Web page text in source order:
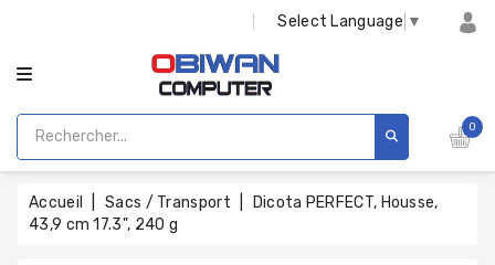
Select Language ▼
0
Accueil Sacs / Transport
Dicota PERFECT, Housse,
43,9 cm 17.3", 240 g